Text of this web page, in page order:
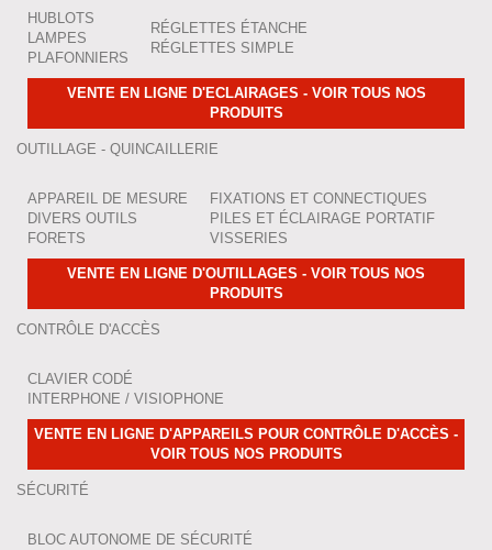
HUBLOTS
LAMPES
PLAFONNIERS
RÉGLETTES ÉTANCHE
RÉGLETTES SIMPLE
VENTE EN LIGNE D'ECLAIRAGES - VOIR TOUS NOS
PRODUITS
OUTILLAGE - QUINCAILLERIE
APPAREIL DE MESURE
DIVERS OUTILS
FORETS
FIXATIONS ET CONNECTIQUES
PILES ET ÉCLAIRAGE PORTATIF
VISSERIES
VENTE EN LIGNE D'OUTILLAGES - VOIR TOUS NOS
PRODUITS
CONTRÔLE D'ACCÈS
CLAVIER CODÉ
INTERPHONE / VISIOPHONE
VENTE EN LIGNE D'APPAREILS POUR CONTRÔLE D'ACCÈS -
VOIR TOUS NOS PRODUITS
SÉCURITÉ
BLOC AUTONOME DE SÉCURITÉ